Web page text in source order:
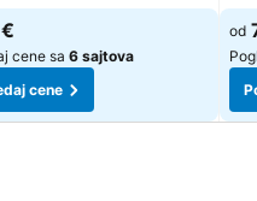
cene sa 6 sajtova
cene
od